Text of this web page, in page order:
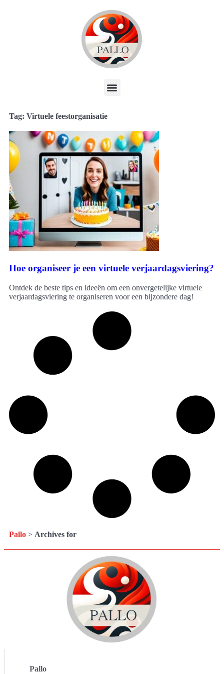
Tag: Virtuele feestorganisatie
Hoe organiseer je een virtuele verjaardagsviering?
Ontdek de beste tips en ideeën om een onvergetelijke virtuele
verjaardagsviering te organiseren voor een bijzondere dag!
Pallo > Archives for
Pallo